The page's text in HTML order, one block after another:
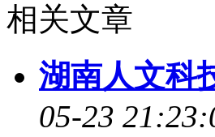
相关文章
湖南人文科
05-23